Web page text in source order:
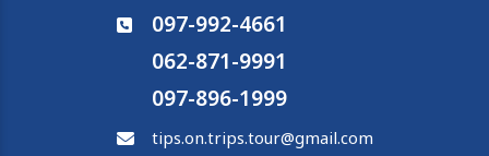
097-992-4661
062-871-9991
097-896-1999
tips.on.trips.tour@gmail.com